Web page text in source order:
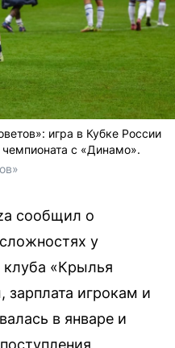
игра в Кубке России
с «Динамо».
сообщил о
у
клуба «Крылья
зарплата игрокам и
в январе и